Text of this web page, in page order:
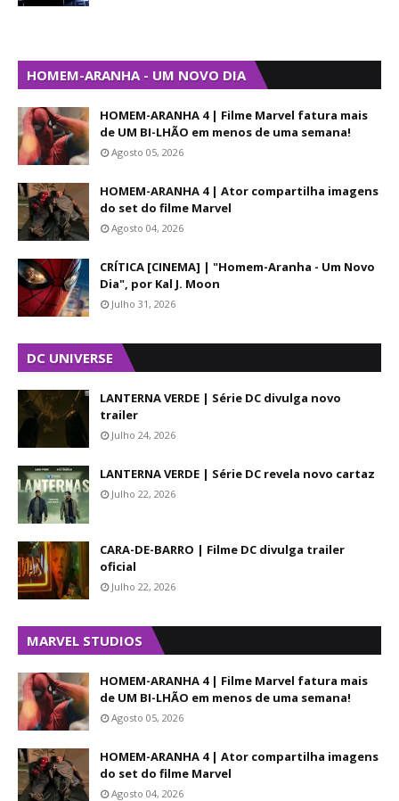
HOMEM-ARANHA - UM NOVO DIA
HOMEM-ARANHA 4 | Filme Marvel fatura mais
de UM BI-LHÃO em menos de uma semana!
Agosto 05, 2026
HOMEM-ARANHA 4 | Ator compartilha imagens
do set do filme Marvel
Agosto 04, 2026
CRÍTICA [CINEMA] | "Homem-Aranha - Um Novo
Dia", por Kal J. Moon
Julho 31, 2026
DC UNIVERSE
LANTERNA VERDE | Série DC divulga novo
trailer
Julho 24, 2026
LANTERNA VERDE | Série DC revela novo cartaz
Julho 22, 2026
CARA-DE-BARRO | Filme DC divulga trailer
oficial
Julho 22, 2026
MARVEL STUDIOS
HOMEM-ARANHA 4 | Filme Marvel fatura mais
de UM BI-LHÃO em menos de uma semana!
Agosto 05, 2026
HOMEM-ARANHA 4 | Ator compartilha imagens
do set do filme Marvel
Agosto 04, 2026